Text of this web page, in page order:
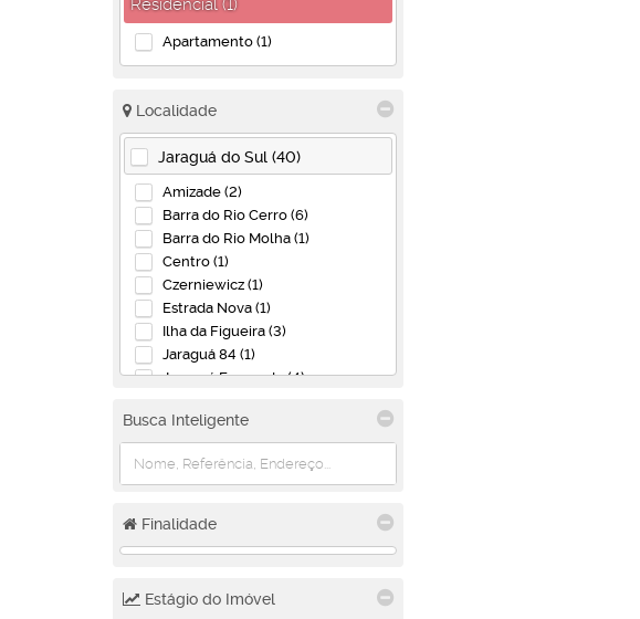
Residencial (1)
Apartamento (1)
Localidade
Jaraguá do Sul (40)
Amizade (2)
Barra do Rio Cerro (6)
Barra do Rio Molha (1)
Centro (1)
Czerniewicz (1)
Estrada Nova (1)
Ilha da Figueira (3)
Jaraguá 84 (1)
Jaraguá Esquerdo (4)
Rau (1)
Rio Cerro I (1)
Santo Antônio (2)
Tifa Martins (1)
Vila Baependi (1)
Busca Inteligente
Finalidade
Estágio do Imóvel